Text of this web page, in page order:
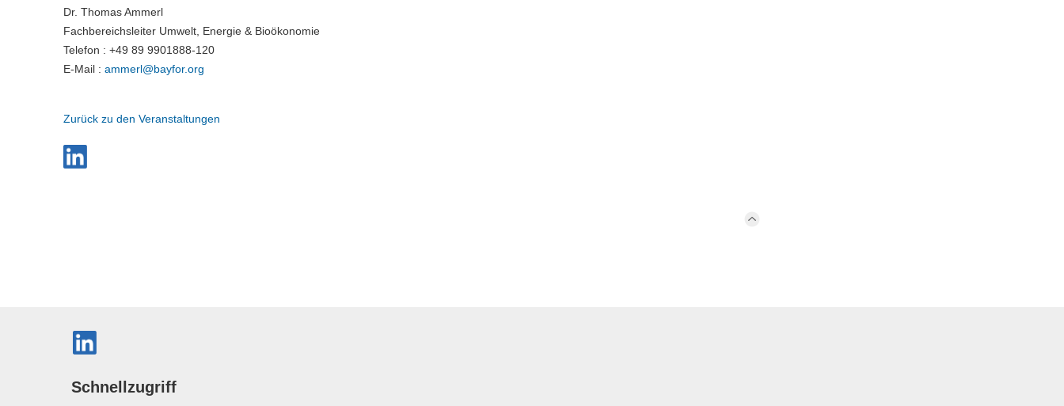
Dr. Thomas Ammerl
Fachbereichsleiter Umwelt, Energie & Bioökonomie
Telefon : +49 89 9901888-120
E-Mail : ammerl@bayfor.org
Zurück zu den Veranstaltungen
Schnellzugriff